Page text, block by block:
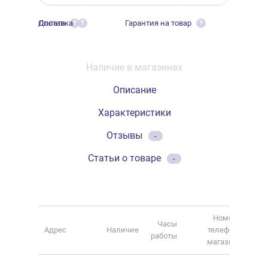
Оплата ?
Доставка ? Гарантия на товар ?
Наличие в магазинах
Описание
Характеристики
Отзывы
-
Статьи о товаре -
Адрес Наличие
Часы
работы
Номер
телефона
магазина